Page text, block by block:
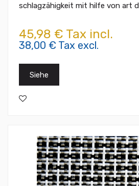
schlagzähigkeit mit hilfe von art
45,98 € Tax incl.
38,00 € Tax excl.
Siehe